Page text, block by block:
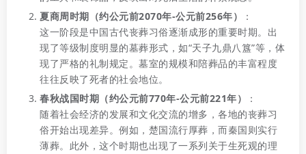
夏商周时期（约公元前2070年-公元前256年）
：
这一阶段是中国古代丧葬习俗逐渐成形的重要时期。出
现了等级制度明显的墓葬形式，如“天子九鼎八簋”等，体
现了严格的礼制规定。墓室的规模和陪葬品的丰富程度
往往反映了死者的社会地位。
春秋战国时期（约公元前770年-公元前221年）
：
随着社会经济的发展和文化交流的增多，各地的丧葬习
俗开始出现差异。例如，楚国流行厚葬，而秦国则实行
薄葬。此外，这个时期也出现了一系列关于生死观的理